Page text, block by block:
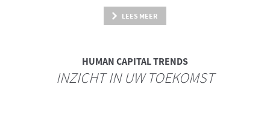
LEES MEER
HUMAN CAPITAL TRENDS
INZICHT IN UW TOEKOMST